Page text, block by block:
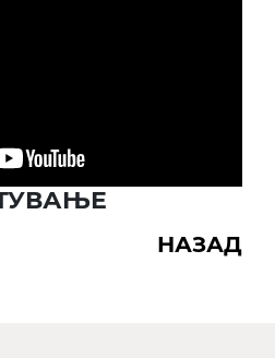
НАЗАД